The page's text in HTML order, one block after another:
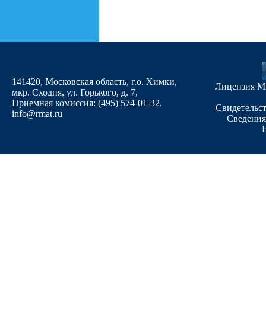
141420, Московская область, г.о. Химки,
мкр. Сходня, ул. Горького, д. 7,
Приемная комиссия: (495) 574-01-32,
info@rmat.ru
Лицензия